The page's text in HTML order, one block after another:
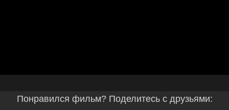
Понравился фильм? Поделитесь с друзьями: